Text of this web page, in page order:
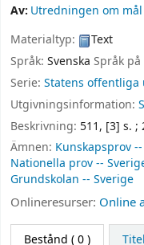
Av: Utredningen om
Materialtyp:
Text
Språk: Svenska Språk
Serie: Statens
Utgivningsinformation:
Beskrivning: 511, [3] s. ;
Ämnen: Kunskapsprov
Nationella prov --
Grundskolan -- Sverige
Onlineresurser: Online
Bestånd ( 0 )